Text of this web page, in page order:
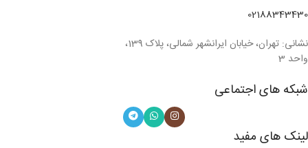
02188343430
نشانی: تهران، خیابان ایرانشهر شمالی، پلاک 139،
واحد 3
شبکه های اجتماعی
لینک های مفید